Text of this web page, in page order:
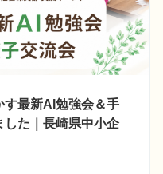
す最新AI勉強会＆手
た｜長崎県中小企